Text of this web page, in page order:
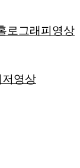
로그래피영상
저영상